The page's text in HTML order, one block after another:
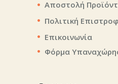
Αποστολή
Πολιτική
Επικοινωνία
Φόρμα